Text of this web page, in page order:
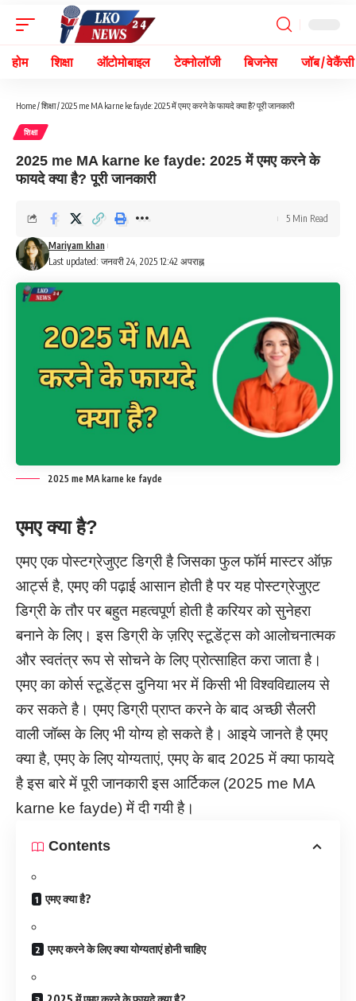
होम शिक्षा ऑटोमोबाइल टेक्नोलॉजी बिजनेस जॉब / वेकैंसी
Home/शिक्षा/2025 me MA karne ke fayde: 2025 में एमए करने के फायदे क्या है? पूरी जानकारी
शिक्षा
2025 me MA karne ke fayde: 2025 में एमए करने के
फायदे क्या है? पूरी जानकारी
Last updated: जनवरी 24, 2025 12:42 अपराह्न
Mariyam khan
5 Min Read
2025 me MA karne ke fayde
एमए क्या है?
एमए एक पोस्टग्रेजुएट डिग्री है जिसका फुल फॉर्म मास्टर ऑफ़
आर्ट्स है, एमए की पढ़ाई आसान होती है पर यह पोस्टग्रेजुएट
डिग्री के तौर पर बहुत महत्वपूर्ण होती है करियर को सुनेहरा
बनाने के लिए। इस डिग्री के ज़रिए स्टूडेंट्स को आलोचनात्मक
और स्वतंत्र रूप से सोचने के लिए प्रोत्साहित करा जाता है।
एमए का कोर्स स्टूडेंट्स दुनिया भर में किसी भी विश्वविद्यालय से
कर सकते है। एमए डिग्री प्राप्त करने के बाद अच्छी सैलरी
वाली जॉब्स के लिए भी योग्य हो सकते है। आइये जानते है एमए
क्या है, एमए के लिए योग्यताएं, एमए के बाद 2025 में क्या फायदे
है इस बारे में पूरी जानकारी इस आर्टिकल (2025 me MA
karne ke fayde) में दी गयी है।
Contents
एमए क्या है?
एमए करने के लिए क्या योग्यताएं होनी चाहिए